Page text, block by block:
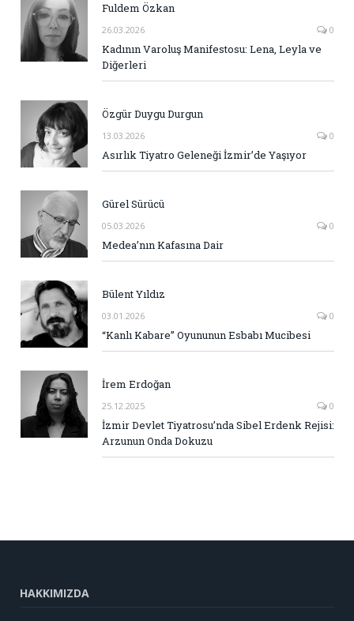
Fuldem Özkan
26.03.2026 0
Kadının Varoluş Manifestosu: Lena, Leyla ve
Diğerleri
Özgür Duygu Durgun
13.03.2026 0
Asırlık Tiyatro Geleneği İzmir’de Yaşıyor
Gürel Sürücü
05.03.2026 0
Medea’nın Kafasına Dair
Bülent Yıldız
03.01.2026 0
“Kanlı Kabare” Oyununun Esbabı Mucibesi
İrem Erdoğan
25.12.2025 0
İzmir Devlet Tiyatrosu’nda Sibel Erdenk Rejisi:
Arzunun Onda Dokuzu
HAKKIMIZDA